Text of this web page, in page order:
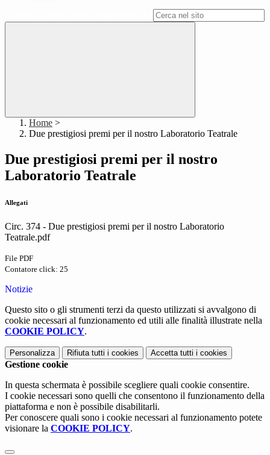
Home >
Due prestigiosi premi per il nostro Laboratorio Teatrale
Due prestigiosi premi per il nostro
Laboratorio Teatrale
Allegati
Circ. 374 - Due prestigiosi premi per il nostro Laboratorio
Teatrale.pdf
File PDF
Contatore click: 25
Notizie
Questo sito o gli strumenti terzi da questo utilizzati si avvalgono di
cookie necessari al funzionamento ed utili alle finalità illustrate nella
COOKIE POLICY.
Personalizza Rifiuta tutti i cookies Accetta tutti i cookies
Gestione cookie
In questa schermata è possibile scegliere quali cookie consentire.
I cookie necessari sono quelli che consentono il funzionamento della
piattaforma e non è possibile disabilitarli.
Per conoscere quali sono i cookie necessari al funzionamento potete
visionare la COOKIE POLICY.